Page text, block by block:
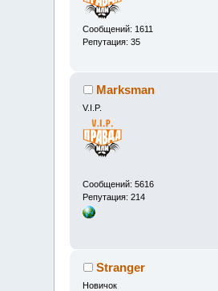
Сообщений: 1611
Репутация: 35
Marksman
V.I.P.
Сообщений: 5616
Репутация: 214
Stranger
Новичок